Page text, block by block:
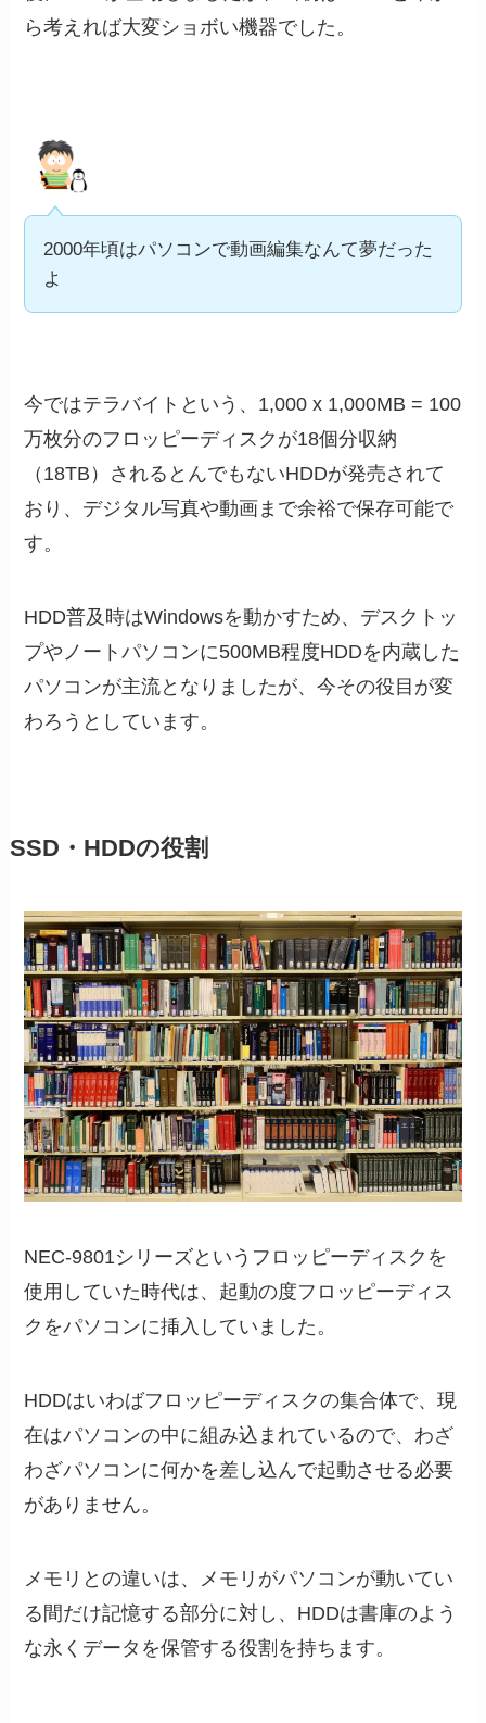
ら考えれば大変ショボい機器でした。
2000年頃はパソコンで動画編集なんて夢だった
よ
今ではテラバイトという、1,000 x 1,000MB = 100
万枚分のフロッピーディスクが18個分収納
（18TB）されるとんでもないHDDが発売されて
おり、デジタル写真や動画まで余裕で保存可能で
す。
HDD普及時はWindowsを動かすため、デスクトッ
プやノートパソコンに500MB程度HDDを内蔵した
パソコンが主流となりましたが、今その役目が変
わろうとしています。
SSD・HDDの役割
NEC-9801シリーズというフロッピーディスクを
使用していた時代は、起動の度フロッピーディス
クをパソコンに挿入していました。
HDDはいわばフロッピーディスクの集合体で、現
在はパソコンの中に組み込まれているので、わざ
わざパソコンに何かを差し込んで起動させる必要
がありません。
メモリとの違いは、メモリがパソコンが動いてい
る間だけ記憶する部分に対し、HDDは書庫のよう
な永くデータを保管する役割を持ちます。